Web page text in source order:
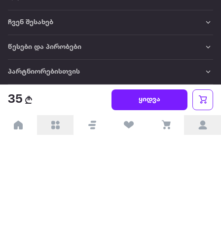
35 ყიდვა
ჩვენ შესახებ
წესები და პირობები
პარტნიორებისთვის
ტრენდული
პოპულარული